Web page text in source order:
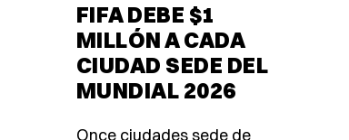
FIFA DEBE $1
MILLÓN A CADA
CIUDAD SEDE DEL
MUNDIAL 2026
Once ciudades sede de